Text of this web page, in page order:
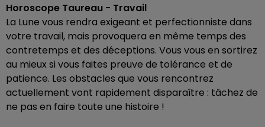
Horoscope Taureau - Travail
La Lune vous rendra exigeant et perfectionniste dans
votre travail, mais provoquera en même temps des
contretemps et des déceptions. Vous vous en sortirez
au mieux si vous faites preuve de tolérance et de
patience. Les obstacles que vous rencontrez
actuellement vont rapidement disparaître : tâchez de
ne pas en faire toute une histoire !